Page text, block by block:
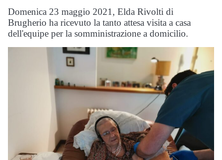
Domenica 23 maggio 2021, Elda Rivolti di
Brugherio ha ricevuto la tanto attesa visita a casa
dell'equipe per la somministrazione a domicilio.